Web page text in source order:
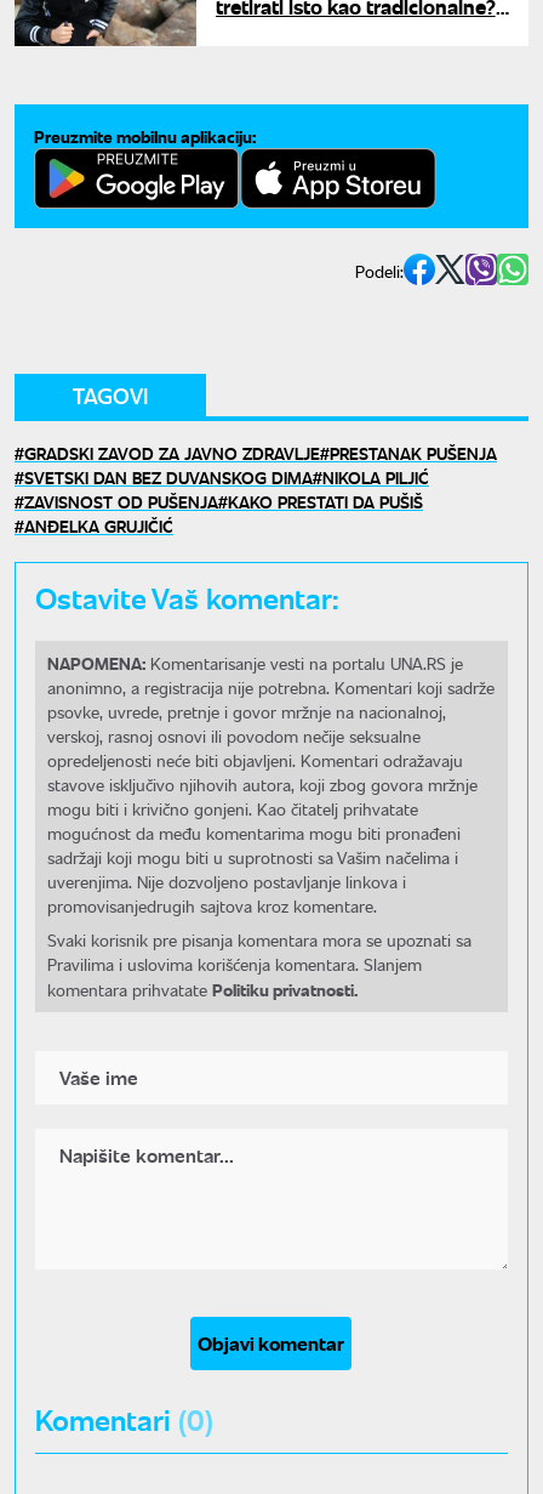
tretirati isto kao tradicionalne?
Preuzmite mobilnu aplikaciju:
Podeli:
TAGOVI
GRADSKI ZAVOD ZA JAVNO ZDRAVLJE PRESTANAK PUŠENJA
SVETSKI DAN BEZ DUVANSKOG DIMA NIKOLA PILJIĆ
ZAVISNOST OD PUŠENJA KAKO PRESTATI DA PUŠIŠ
ANĐELKA GRUJIČIĆ
Ostavite Vaš komentar:
NAPOMENA: Komentarisanje vesti na portalu UNA.RS je
anonimno, a registracija nije potrebna. Komentari koji sadrže
psovke, uvrede, pretnje i govor mržnje na nacionalnoj,
verskoj, rasnoj osnovi ili povodom nečije seksualne
opredeljenosti neće biti objavljeni. Komentari odražavaju
stavove isključivo njihovih autora, koji zbog govora mržnje
mogu biti i krivično gonjeni. Kao čitatelj prihvatate
mogućnost da među komentarima mogu biti pronađeni
sadržaji koji mogu biti u suprotnosti sa Vašim načelima i
uverenjima. Nije dozvoljeno postavljanje linkova i
promovisanjedrugih sajtova kroz komentare.
Svaki korisnik pre pisanja komentara mora se upoznati sa
Pravilima i uslovima korišćenja komentara. Slanjem
komentara prihvatate Politiku privatnosti.
Objavi komentar
Komentari (0)